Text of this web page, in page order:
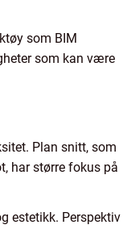
som BIM
som kan være
Plan snitt, som
har større fokus på
estetikk. Perspektiv